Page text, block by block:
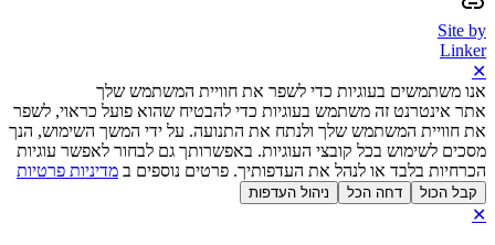
Site by
Linker
✕
אנו משתמשים בעוגיות כדי לשפר את חוויית המשתמש שלך
אתר אינטרנט זה משתמש בעוגיות כדי להבטיח שהוא פועל כראוי, לשפר
את חוויית המשתמש שלך ולנתח את התנועה. על ידי המשך השימוש, הנך
מסכים לשימוש בכל קובצי העוגיות. באפשרותך גם לבחור לאפשר עוגיות
הכרחיות בלבד או לנהל את העדפותיך. פרטים נוספים ב מדיניות פרטיות
קבל הכול דחה הכל ניהול העדפות
✕